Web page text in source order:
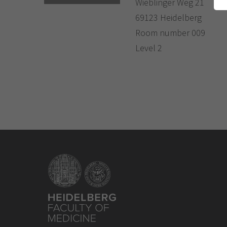
69123 Heidelberg
Room number 009
Level 2